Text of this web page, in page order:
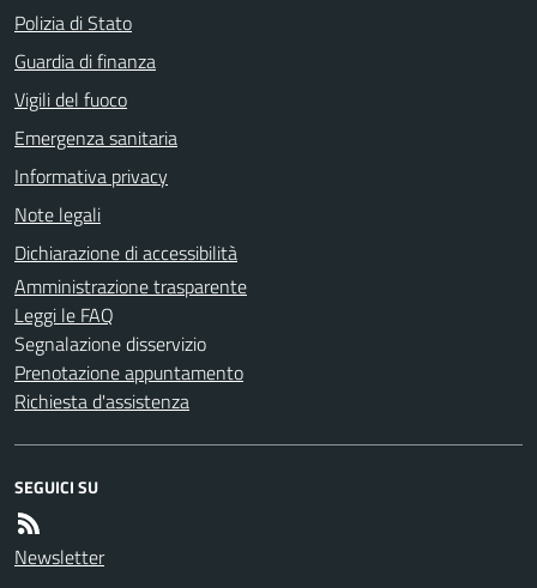
Polizia di Stato
Guardia di finanza
Vigili del fuoco
Emergenza sanitaria
Informativa privacy
Note legali
Dichiarazione di accessibilità
Amministrazione trasparente
Leggi le FAQ
Segnalazione disservizio
Prenotazione appuntamento
Richiesta d'assistenza
SEGUICI SU
Newsletter